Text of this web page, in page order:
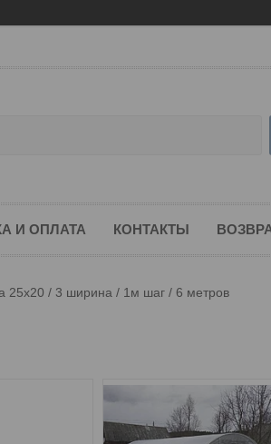
И ОПЛАТА КОНТАКТЫ
25х20 / 3 ширина / 1м шаг / 6 метров